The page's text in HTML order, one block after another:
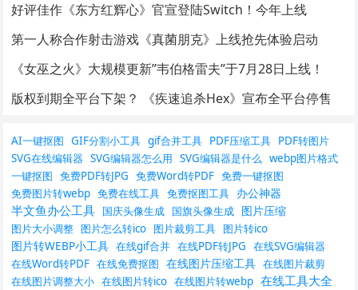
好评佳作《东方红辉心》官宣登陆Switch！今年上线
第一人称合作射击游戏《真菌朋克》上线抢先体验启动
《女巫之火》大规模更新”韦伯格雷夫”于7月28日上线！
版权到期全平台下架？ 《疾速追杀Hex》宣布全平台停售
AI一键抠图 GIF分割小工具 gif合并工具 PDF压缩工具 PDF转图片
SVG在线编辑器 SVG编辑器怎么用 SVG编辑器是什么 webp图片格式
一键抠图 免费PDF转JPG 免费Word转PDF 免费一键抠图
免费图片转webp 免费在线工具 免费抠图工具 办公神器
半文鱼办公工具 国庆头像生成 国旗头像生成 图片压缩
图片大小调整 图片怎么转ico 图片裁剪工具 图片转ico
图片转WEBP小工具 在线gif合并 在线PDF转JPG 在线SVG编辑器
在线Word转PDF 在线免费抠图 在线图片压缩工具 在线图片裁剪
在线图片调整大小 在线图片转ico 在线图片转webp 在线工具大全